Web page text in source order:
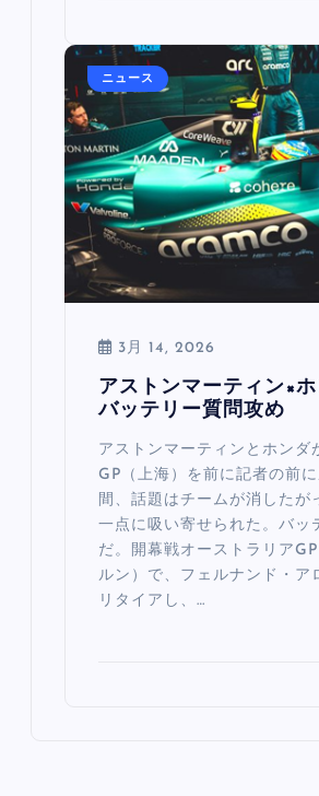
ニュース
3月 14, 2026
アストンマーティン×
バッテリー質問攻め
アストンマーティンとホンダ
GP（上海）を前に記者の前
間、話題はチームが消したが
一点に吸い寄せられた。バッ
だ。開幕戦オーストラリア
ルン）で、フェルナンド・ア
リタイアし、…